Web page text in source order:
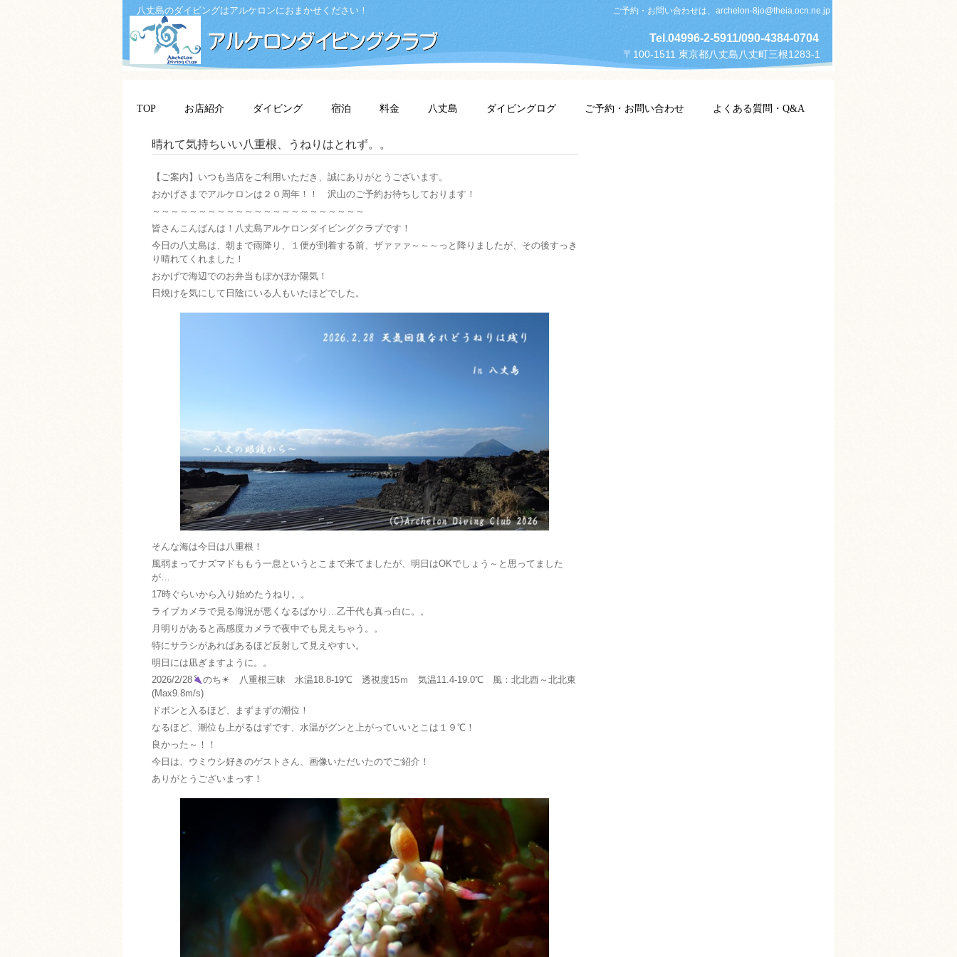
八丈島のダイビングはアルケロンにおまかせください！ ご予約・お問い合わせは、archelon-8jo@theia.ocn.ne.jp
Tel.04996-2-5911/090-4384-0704
〒100-1511 東京都八丈島八丈町三根1283-1
TOP お店紹介 ダイビング 宿泊 料金 八丈島 ダイビングログ ご予約・お問い合わせ よくある質問・Q&A
晴れて気持ちいい八重根、うねりはとれず。。
【ご案内】いつも当店をご利用いただき、誠にありがとうございます。
おかげさまでアルケロンは２０周年！！ 沢山のご予約お待ちしております！
～～～～～～～～～～～～～～～～～～～～～～～
皆さんこんばんは！八丈島アルケロンダイビングクラブです！
今日の八丈島は、朝まで雨降り、１便が到着する前、ザァァァ～～～っと降りましたが、その後すっき
り晴れてくれました！
おかげで海辺でのお弁当もぽかぽか陽気！
日焼けを気にして日陰にいる人もいたほどでした。
そんな海は今日は八重根！
風弱まってナズマドももう一息というとこまで来てましたが、明日はOKでしょう～と思ってました
が…
17時ぐらいから入り始めたうねり。。
ライブカメラで見る海況が悪くなるばかり…乙千代も真っ白に。。
月明りがあると高感度カメラで夜中でも見えちゃう。。
特にサラシがあればあるほど反射して見えやすい。
明日には凪ぎますように。。
2026/2/28
のち☀ 八重根三昧 水温18.8-19℃ 透視度15ｍ 気温11.4-19.0℃ 風：北北西～北北東
(Max9.8m/s)
ドボンと入るほど、まずまずの潮位！
なるほど、潮位も上がるはずです、水温がグンと上がっていいとこは１９℃！
良かった～！！
今日は、ウミウシ好きのゲストさん、画像いただいたのでご紹介！
ありがとうございまっす！